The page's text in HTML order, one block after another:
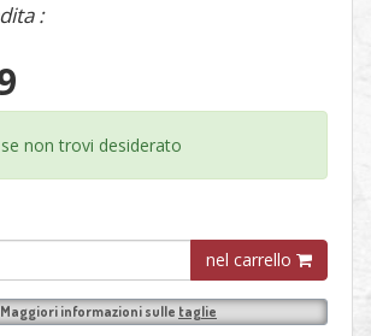
:
non trovi desiderato
nel carrello
Maggiori informazioni sulle taglie